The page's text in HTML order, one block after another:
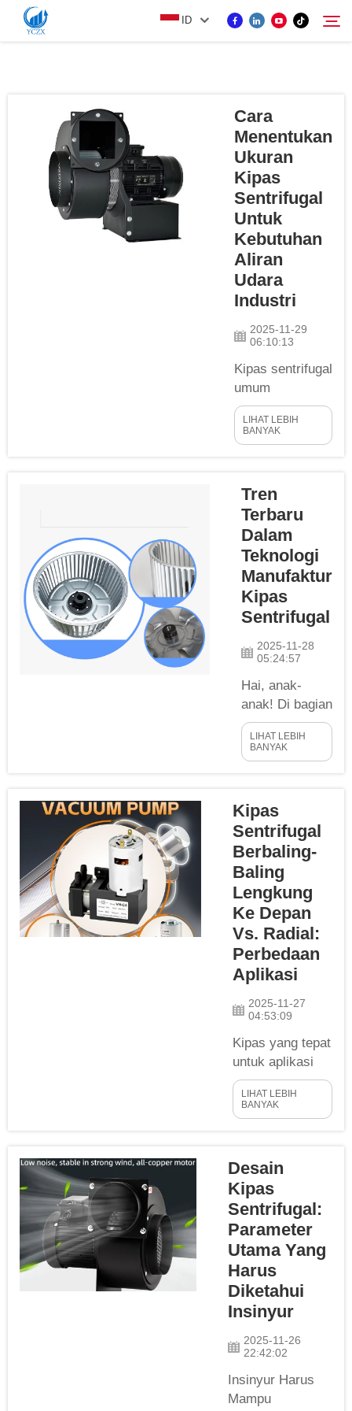
ID
TENTANG KAMI
BERITA
Cara
Menentukan
Ukuran
Kipas
Sentrifugal
Untuk
Kebutuhan
Aliran
Udara
Industri
2025-11-29
06:10:13
Kipas sentrifugal
umum
digunakan di
industri, dan
pemahaman
penentuan
ukuran dasar
kipas sentrifugal
akan membantu
memastikan
kebutuhan aliran
udara terpenuhi.
merupakan jenis
paling umum
digunakan di
industri untuk
mengalirkan
udara dan gas...
LIHAT LEBIH
BANYAK
Tren
Terbaru
Dalam
Teknologi
Manufaktur
Kipas
Sentrifugal
2025-11-28
05:24:57
Hai, anak-
anak! Di bagian
kedua dari dua
seri ini, kita
akan
luar biasa yang
sedang terjadi
saat ini dalam
teknologi
manufaktur
kipas
sentrifugal.
Mungkin kalian
bertanya-
tanya, kipas
sentrifugal itu
jadi...
LIHAT LEBIH
BANYAK
Kipas
Sentrifugal
Berbaling-
Baling
Lengkung
Ke Depan
Vs. Radial:
Perbedaan
Aplikasi
2025-11-27
04:53:09
Kipas yang tepat
untuk aplikasi
Anda dapat
secara signifikan
meningkatkan
Terdapat
beragam jenis
kipas, termasuk
kipas sentrifugal
berkelengkungan
ke depan atau
radial, yang
cocok untuk
berbagai
skenario. Jadi,
bahas...
LIHAT LEBIH
BANYAK
Desain
Kipas
Sentrifugal:
Parameter
Utama Yang
Harus
Diketahui
Insinyur
2025-11-26
22:42:02
Insinyur Harus
Mampu